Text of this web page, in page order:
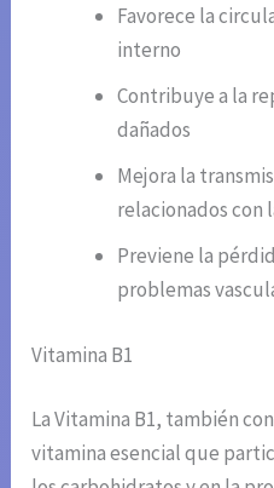
Favorece la
interno
Contribuye a la
dañados
Mejora la
relacionados con
Previene la
problemas
Vitamina B1
La Vitamina B1, también
vitamina esencial que